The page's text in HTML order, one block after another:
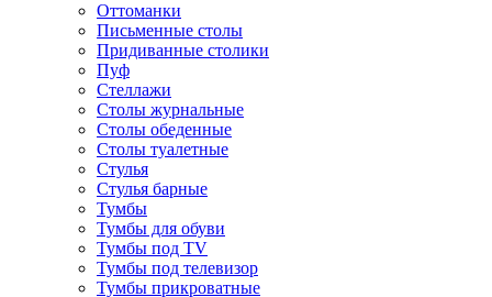
Оттоманки
Письменные столы
Придиванные столики
Пуф
Стеллажи
Столы журнальные
Столы обеденные
Столы туалетные
Стулья
Стулья барные
Тумбы
Тумбы для обуви
Тумбы под TV
Тумбы под телевизор
Тумбы прикроватные